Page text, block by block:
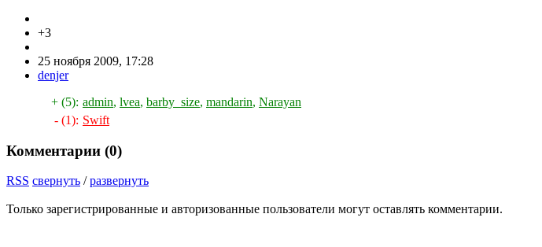
+3
25 ноября 2009, 17:28
denjer
+ (5): admin, lvea, barby_size, mandarin, Narayan
- (1): Swift
Комментарии (0)
RSS свернуть /развернуть
Только зарегистрированные и авторизованные пользователи могут оставлять комментарии.